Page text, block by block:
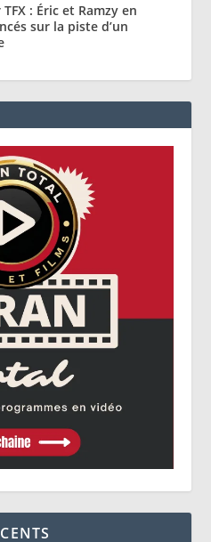
: Éric et Ramzy en
sur la piste d’un